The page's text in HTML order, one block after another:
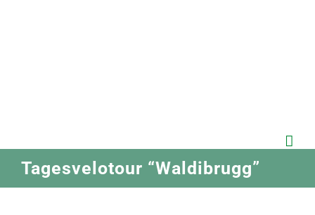
Tagesvelotour “Waldibrugg”